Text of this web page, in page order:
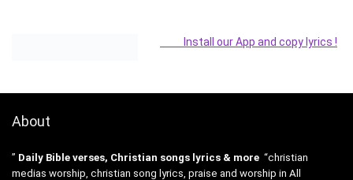
Install our App and copy lyrics !
About
” Daily Bible verses, Christian songs lyrics & more “christian
medias worship, christian song lyrics, praise and worship in All